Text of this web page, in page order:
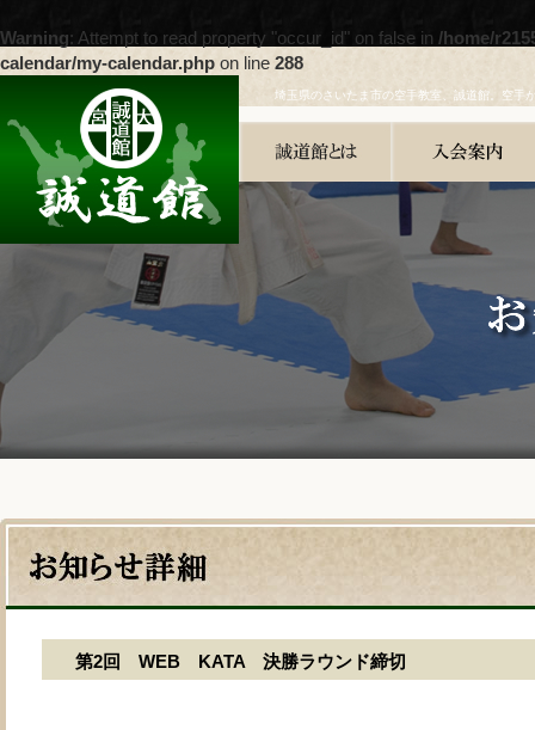
Warning: Attempt to read property "occur_id" on false in /home/
calendar/my-calendar.php on line 288
埼玉県のさいたま市の空手教室、誠道館。空手
第2回 WEB KATA 決勝ラウンド締切